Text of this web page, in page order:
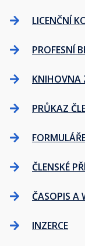
LICENČNÍ
PROFESNÍ
KNIHOVNA
PRŮKAZ
ČLENSKÉ
ČASOPIS A
INZERCE